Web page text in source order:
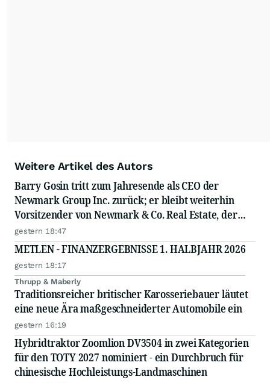
Weitere Artikel des Autors
Barry Gosin tritt zum Jahresende als CEO der
Newmark Group Inc. zurück; er bleibt weiterhin
Vorsitzender von Newmark & Co. Real Estate, der
operativen Gesellschaft von Newmark
gestern 18:47
METLEN - FINANZERGEBNISSE 1. HALBJAHR 2026
gestern 18:17
Thrupp & Maberly
Traditionsreicher britischer Karosseriebauer läutet
eine neue Ära maßgeschneiderter Automobile ein
gestern 16:19
Hybridtraktor Zoomlion DV3504 in zwei Kategorien
für den TOTY 2027 nominiert - ein Durchbruch für
chinesische Hochleistungs-Landmaschinen